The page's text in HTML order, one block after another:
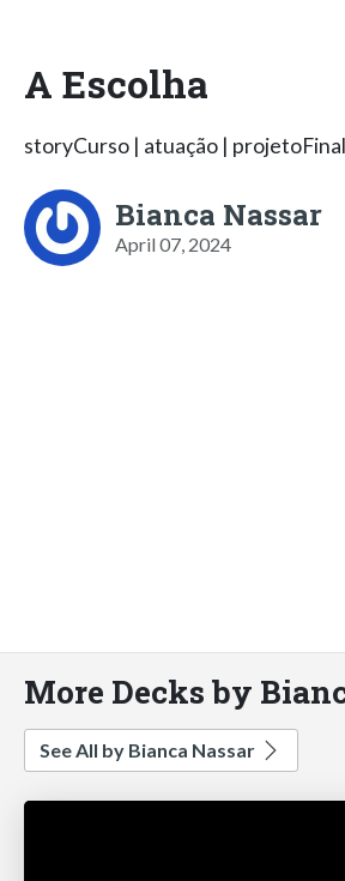
A Escolha
storyCurso | atuação | projetoFinal
Bianca Nassar
April 07, 2024
More Decks by
See All by Bianca Nassar